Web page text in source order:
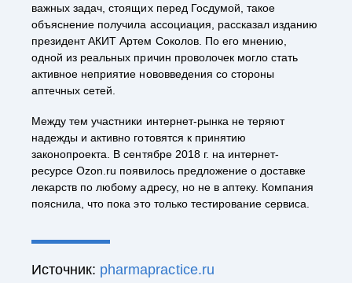
важных задач, стоящих перед Госдумой, такое
объяснение получила ассоциация, рассказал изданию
президент АКИТ Артем Соколов. По его мнению,
одной из реальных причин проволочек могло стать
активное неприятие нововведения со стороны
аптечных сетей.
Между тем участники интернет-рынка не теряют
надежды и активно готовятся к принятию
законопроекта. В сентябре 2018 г. на интернет-
ресурсе Ozon.ru появилось предложение о доставке
лекарств по любому адресу, но не в аптеку. Компания
пояснила, что пока это только тестирование сервиса.
Источник: pharmapractice.ru